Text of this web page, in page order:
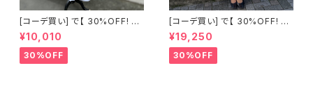
[コーデ買い] で【 30%OFF! 】2
点 古着 Chloe ホワイト レース
ノースリーブ + ホワイトデニム
ストレッチ ストレート パンツ
¥10,010
30%OFF
[コーデ買い] で【 30%OFF! 】2
点 フランス古着 レッドライン 切
り替えワンピース + フランス古
着 TERGAL ブラック コート
¥19,250
30%OFF